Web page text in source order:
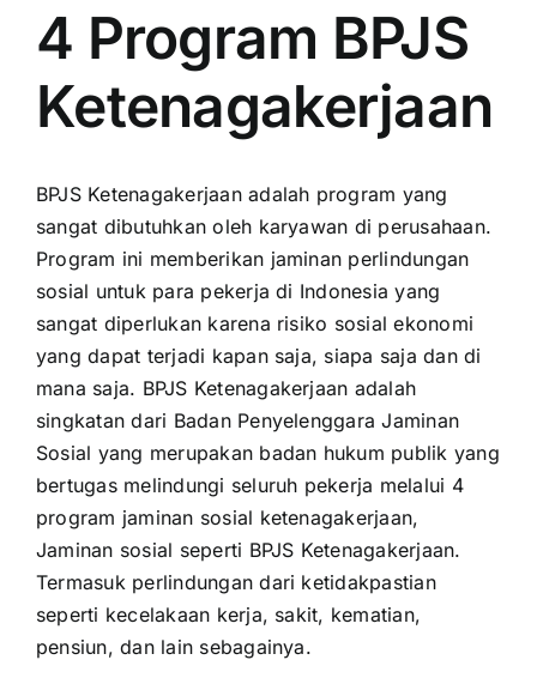
4 Program BPJS
Ketenagakerjaan
BPJS Ketenagakerjaan adalah program yang
sangat dibutuhkan oleh karyawan di perusahaan.
Program ini memberikan jaminan perlindungan
sosial untuk para pekerja di Indonesia yang
sangat diperlukan karena risiko sosial ekonomi
yang dapat terjadi kapan saja, siapa saja dan di
mana saja. BPJS Ketenagakerjaan adalah
singkatan dari Badan Penyelenggara Jaminan
Sosial yang merupakan badan hukum publik yang
bertugas melindungi seluruh pekerja melalui 4
program jaminan sosial ketenagakerjaan,
Jaminan sosial seperti BPJS Ketenagakerjaan.
Termasuk perlindungan dari ketidakpastian
seperti kecelakaan kerja, sakit, kematian,
pensiun, dan lain sebagainya.